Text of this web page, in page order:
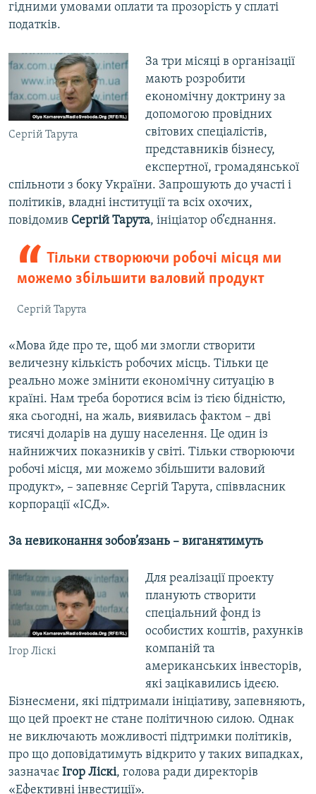
гідними умовами оплати та прозорість у сплаті
податків.
Сергій Тарута
За три місяці в організації
мають розробити
економічну доктрину за
допомогою провідних
світових спеціалістів,
представників бізнесу,
експертної, громадянської
спільноти з боку України. Запрошують до участі і
політиків, владні інституції та всіх охочих,
повідомив Сергій Тарута, ініціатор об’єднання.
Тільки створюючи робочі місця ми
можемо збільшити валовий продукт
Сергій Тарута
«Мова йде про те, щоб ми змогли створити
величезну кількість робочих місць. Тільки це
реально може змінити економічну ситуацію в
країні. Нам треба боротися всім із тією бідністю,
яка сьогодні, на жаль, виявилась фактом – дві
тисячі доларів на душу населення. Це один із
найнижчих показників у світі. Тільки створюючи
робочі місця, ми можемо збільшити валовий
продукт», – запевняє Сергій Тарута, співвласник
корпорації «ІСД».
За невиконання зобов’язань – виганятимуть
Ігор Ліскі
Для реалізації проекту
планують створити
спеціальний фонд із
особистих коштів, рахунків
компаній та
американських інвесторів,
які зацікавились ідеєю.
Бізнесмени, які підтримали ініціативу, запевняють,
що цей проект не стане політичною силою. Однак
не виключають можливості підтримки політиків,
про що доповідатимуть відкрито у таких випадках,
зазначає Ігор Ліскі, голова ради директорів
«Ефективні інвестиції»­­­­­­.